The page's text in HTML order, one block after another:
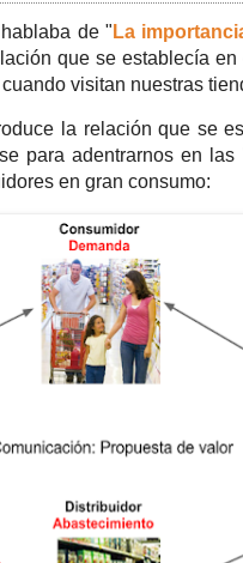
de " La
que se establecía
visitan nuestras
la relación que se
para adentrarnos en las
en gran consumo: